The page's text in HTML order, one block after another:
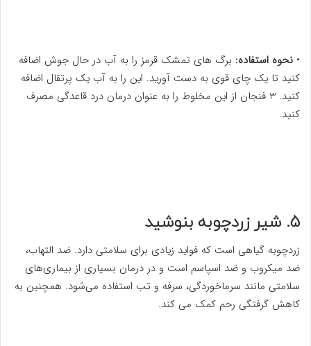
• نحوه استفاده: برگ های تمشک قرمز را به آب در حال جوش اضافه
کنید تا یک چای قوی به دست آورید. این را به آب یک پرتقال اضافه
کنید. 3 فنجان از این مخلوط را به عنوان درمان درد قاعدگی مصرف
کنید.
5. شیر زردچوبه بنوشید
زردچوبه گیاهی است که فواید زیادی برای سلامتی دارد. ضد التهاب،
ضد میکروب و ضد اسپاسم است و در درمان بسیاری از بیماری‌های
سلامتی مانند سرماخوردگی، سرفه و تب استفاده می‌شود. همچنین به
کاهش گرفتگی رحم کمک می کند.